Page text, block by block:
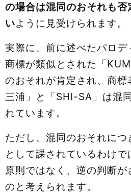
の場合は混同のおそれも
いように見受けられます。
実際に、前に述べたパロデ
商標が類似とされた「
のおそれが肯定され、商標
三浦」と「SHI-SA」は混
れています。
ただし、混同のおそれに
として課されているわけ
原則ではなく、逆の判断が
のと考えられます。